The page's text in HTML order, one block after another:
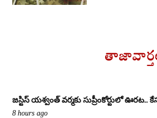
జస్టిస్ యశ్వంత్ వర్మకు సుప్రీంకోర్టులో
8 hours ago